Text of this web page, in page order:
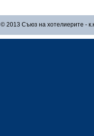
© 2013 Съюз на хотелиерите -